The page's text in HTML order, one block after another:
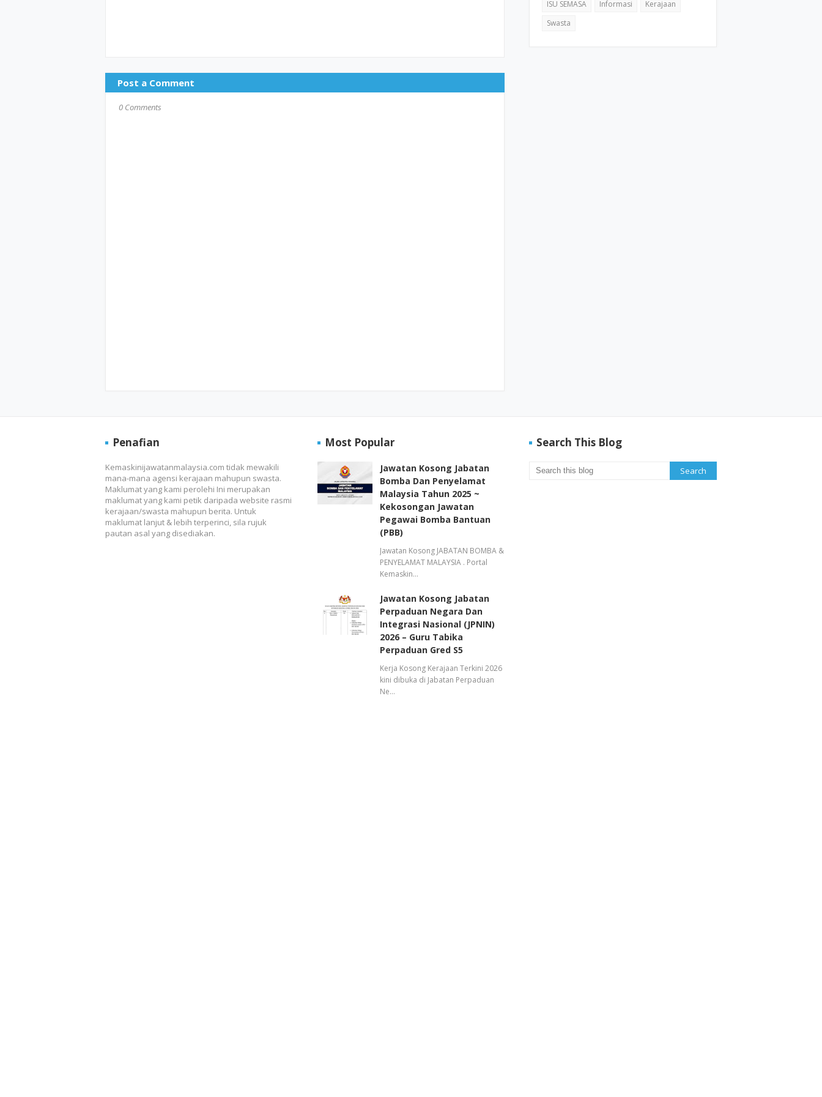
Post a Comment
0 Comments
ISU SEMASA Informasi
Kerajaan
Swasta
Penafian
Kemaskinijawatanmalaysia.com tidak mewakili
mana-mana agensi kerajaan mahupun swasta.
Maklumat yang kami perolehi Ini merupakan
maklumat yang kami petik daripada website rasmi
kerajaan/swasta mahupun berita. Untuk
maklumat lanjut & lebih terperinci, sila rujuk
pautan asal yang disediakan.
Most Popular
Jawatan Kosong Jabatan
Bomba Dan Penyelamat
Malaysia Tahun 2025 ~
Kekosongan Jawatan
Pegawai Bomba Bantuan
(PBB)
Jawatan Kosong JABATAN BOMBA &
PENYELAMAT MALAYSIA . Portal
Kemaskin…
Jawatan Kosong Jabatan
Perpaduan Negara Dan
Integrasi Nasional (JPNIN)
2026 – Guru Tabika
Perpaduan Gred S5
Kerja Kosong Kerajaan Terkini 2026
kini dibuka di Jabatan Perpaduan
Ne…
Search This Blog